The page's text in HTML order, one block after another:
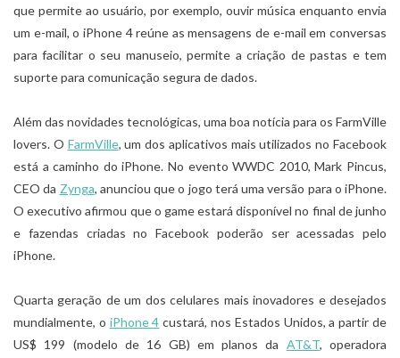
que permite ao usuário, por exemplo, ouvir música enquanto envia
um e-mail, o iPhone 4 reúne as mensagens de e-mail em conversas
para facilitar o seu manuseio, permite a criação de pastas e tem
suporte para comunicação segura de dados.
Além das novidades tecnológicas, uma boa notícia para os FarmVille
lovers. O FarmVille, um dos aplicativos mais utilizados no Facebook
está a caminho do iPhone. No evento WWDC 2010, Mark Pincus,
CEO da Zynga, anunciou que o jogo terá uma versão para o iPhone.
O executivo afirmou que o game estará disponível no final de junho
e fazendas criadas no Facebook poderão ser acessadas pelo
iPhone.
Quarta geração de um dos celulares mais inovadores e desejados
mundialmente, o iPhone 4 custará, nos Estados Unidos, a partir de
US$ 199 (modelo de 16 GB) em planos da AT&T, operadora